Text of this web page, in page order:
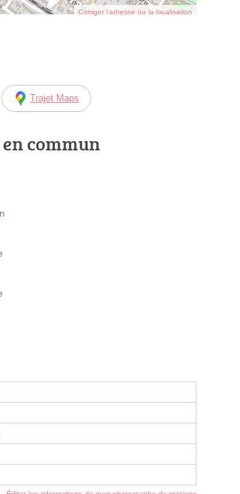
Corriger l’adresse ou la localisation
Trajet Maps
commun